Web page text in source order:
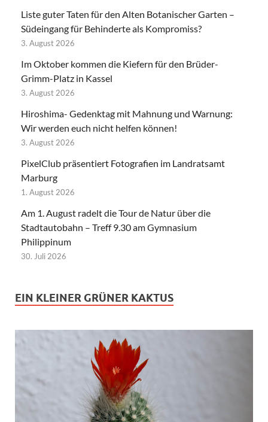
Liste guter Taten für den Alten Botanischer Garten –
Südeingang für Behinderte als Kompromiss?
3. August 2026
Im Oktober kommen die Kiefern für den Brüder-
Grimm-Platz in Kassel
3. August 2026
Hiroshima- Gedenktag mit Mahnung und Warnung:
Wir werden euch nicht helfen können!
3. August 2026
PixelClub präsentiert Fotografien im Landratsamt
Marburg
1. August 2026
Am 1. August radelt die Tour de Natur über die
Stadtautobahn – Treff 9.30 am Gymnasium
Philippinum
30. Juli 2026
EIN KLEINER GRÜNER KAKTUS